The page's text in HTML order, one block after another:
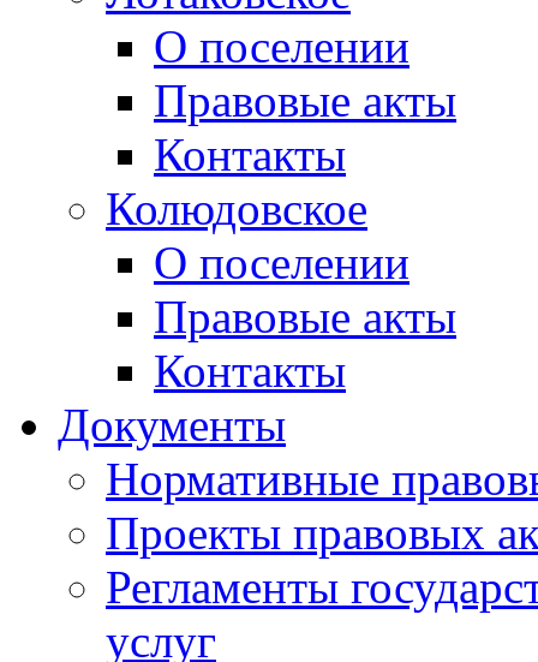
О поселении
Правовые акты
Контакты
Колюдовское
О поселении
Правовые акты
Контакты
Документы
Нормативные
Проекты правовых
Регламенты
услуг